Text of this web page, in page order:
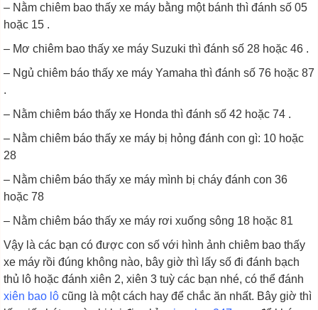
– Nằm chiêm bao thấy xe máy bằng một bánh thì đánh số 05
hoặc 15 .
– Mơ chiêm bao thấy xe máy Suzuki thì đánh số 28 hoặc 46 .
– Ngủ chiêm báo thấy xe máy Yamaha thì đánh số 76 hoặc 87
.
– Nằm chiêm báo thấy xe Honda thì đánh số 42 hoặc 74 .
– Nằm chiêm báo thấy xe máy bị hỏng đánh con gì: 10 hoặc
28
– Nằm chiêm báo thấy xe máy mình bị cháy đánh con 36
hoặc 78
– Nằm chiêm báo thấy xe máy rơi xuống sông 18 hoặc 81
Vậy là các bạn có được con số với hình ảnh chiêm bao thấy
xe máy rồi đúng không nào, bây giờ thì lấy số đi đánh bạch
thủ lô hoặc đánh xiên 2, xiên 3 tuỳ các bạn nhé, có thể đánh
xiên bao lô cũng là một cách hay để chắc ăn nhất. Bây giờ thì